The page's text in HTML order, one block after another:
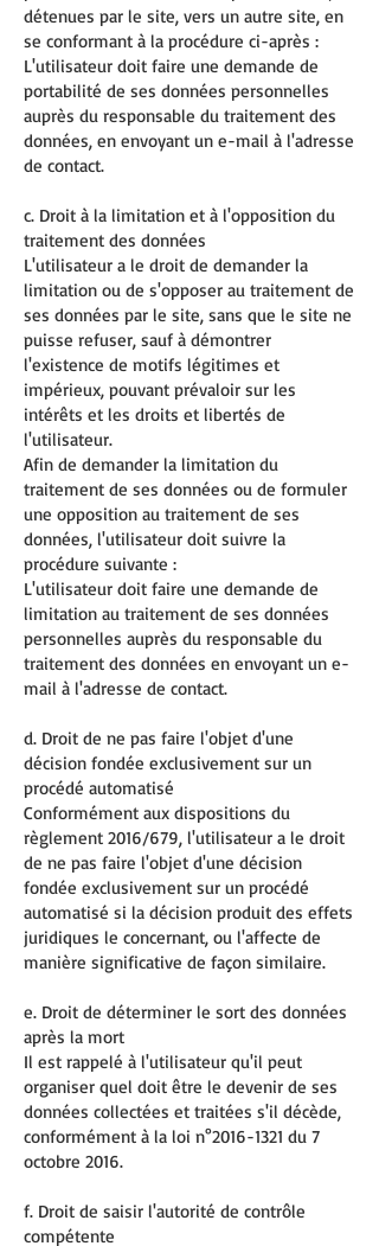
détenues par le site, vers un autre site, en
se conformant à la procédure ci-après :
L'utilisateur doit faire une demande de
portabilité de ses données personnelles
auprès du responsable du traitement des
données, en envoyant un e-mail à l'adresse
de contact.
c. Droit à la limitation et à l'opposition du
traitement des données
L'utilisateur a le droit de demander la
limitation ou de s'opposer au traitement de
ses données par le site, sans que le site ne
puisse refuser, sauf à démontrer
l'existence de motifs légitimes et
impérieux, pouvant prévaloir sur les
intérêts et les droits et libertés de
l'utilisateur.
Afin de demander la limitation du
traitement de ses données ou de formuler
une opposition au traitement de ses
données, l'utilisateur doit suivre la
procédure suivante :
L'utilisateur doit faire une demande de
limitation au traitement de ses données
personnelles auprès du responsable du
traitement des données en envoyant un e-
mail à l'adresse de contact.
d. Droit de ne pas faire l'objet d'une
décision fondée exclusivement sur un
procédé automatisé
Conformément aux dispositions du
règlement 2016/679, l'utilisateur a le droit
de ne pas faire l'objet d'une décision
fondée exclusivement sur un procédé
automatisé si la décision produit des effets
juridiques le concernant, ou l'affecte de
manière significative de façon similaire.
e. Droit de déterminer le sort des données
après la mort
Il est rappelé à l'utilisateur qu'il peut
organiser quel doit être le devenir de ses
données collectées et traitées s'il décède,
conformément à la loi n°2016-1321 du 7
octobre 2016.
f. Droit de saisir l'autorité de contrôle
compétente